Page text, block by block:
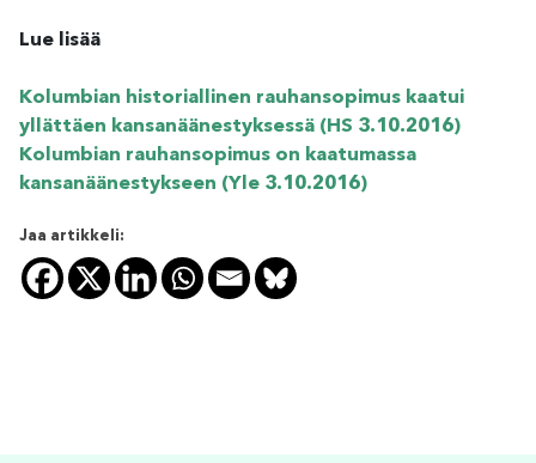
Lue lisää
Kolumbian historiallinen rauhansopimus kaatui
yllättäen kansanäänestyksessä (HS 3.10.2016)
Kolumbian rauhansopimus on kaatumassa
kansanäänestykseen (Yle 3.10.2016)
Jaa artikkeli: